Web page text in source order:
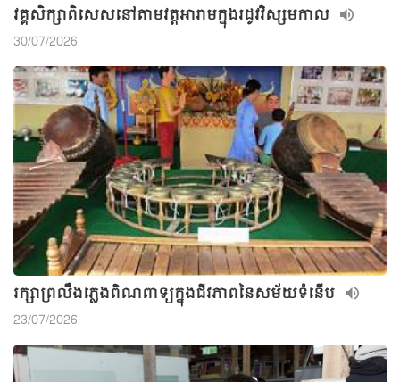
វគ្គសិក្សាពិសេសនៅតាមវត្តអារាមក្នុងរដូវវិស្សមកាល
30/07/2026
រក្សាព្រលឹងភ្លេងពិណពាទ្យក្នុងជីវភាពនៃសម័យទំនើប
23/07/2026